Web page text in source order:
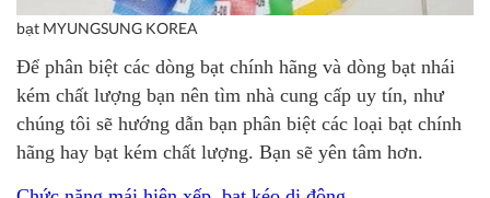
bạt MYUNGSUNG KOREA
Để phân biệt các dòng bạt chính hãng và dòng bạt nhái
kém chất lượng bạn nên tìm nhà cung cấp uy tín, như
chúng tôi sẽ hướng dẫn bạn phân biệt các loại bạt chính
hãng hay bạt kém chất lượng. Bạn sẽ yên tâm hơn.